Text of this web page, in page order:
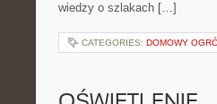
wiedzy o szlakach […]
CATEGORIES: DOMOWY